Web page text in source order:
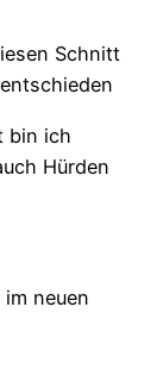
Schnitt
bin ich
Hürden
neuen